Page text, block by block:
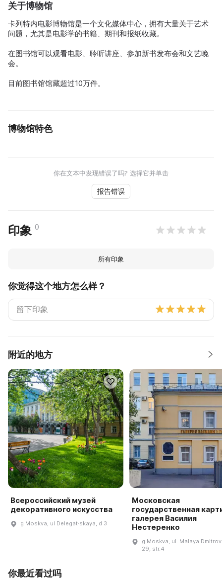
关于博物馆
卡列特内电影博物馆是一个文化媒体中心，拥有大量关于艺术
问题，尤其是电影学的书籍、期刊和报纸收藏。
在图书馆可以观看电影、聆听讲座、参加新书发布会和文艺晚
会。
目前图书馆馆藏超过10万件。
博物馆特色
你在文本中发现错误了吗? 选择它并单击
报告错误
印象 0
所有印象
你觉得这个地方怎么样？
附近的地方
Всероссийский музей
декоративного искусства
g Moskva, ul Delegat·skaya, d 3
Московская
государственная
галерея Василия
Нестеренко
g Moskva, ul. Malaya
29, str.4
你最近看过吗